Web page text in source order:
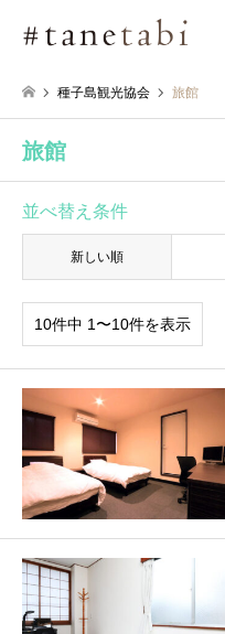
種子島観光協会 旅館
旅館
並べ替え条件
新しい順
10件中 1〜10件を表示